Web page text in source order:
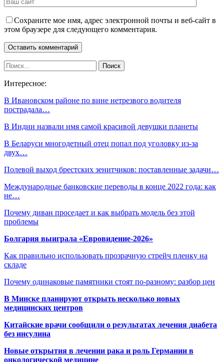
Сохраните мое имя, адрес электронной почты и веб-сайт в
этом браузере для следующего комментария.
Интересное:
В Ивановском районе по вине нетрезвого водителя
пострадала…
В Индии назвали имя самой красивой девушки планеты
В Беларуси многодетный отец попал под уголовку из-за
двух…
Полевой выход брестских зенитчиков: поставленные задачи…
Международные банковские переводы в конце 2022 года: как
не…
Почему диван проседает и как выбрать модель без этой
проблемы
Болгария выиграла «Евровидение-2026»
Как правильно использовать прозрачную стрейч пленку на
складе
Почему одинаковые памятники стоят по-разному: разбор цен
В Минске планируют открыть несколько новых
медицинских центров
Китайские врачи сообщили о результатах лечения диабета
без инсулина
Новые открытия в лечении рака и роль Германии в
онкологической медицине